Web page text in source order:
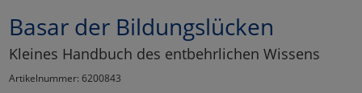
Basar der Bildungslücken
Kleines Handbuch des entbehrlichen Wissens
Artikelnummer: 6200843
Marketing
Umfragetools